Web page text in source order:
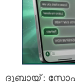
ദുബായ് :